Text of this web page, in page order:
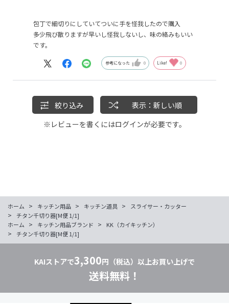
包丁で細切りにしていてついに手を怪我したので購入
多少飛び散りますが早いし怪我しないし、味の絡みもいい
です。
参考になった 0 Like! 0
絞り込み
表示：新しい順
※レビューを書くにはログインが必要です。
ホーム > キッチン用品 > キッチン道具 > スライサー・カッター
>
チタン千切り器[M便 1/1]
ホーム
> キッチン用品ブランド > KK（カイキッチン）
> チタン千切り器[M便 1/1]
KAIストアで3,300円（税込）以上お買い上げで
送料無料！